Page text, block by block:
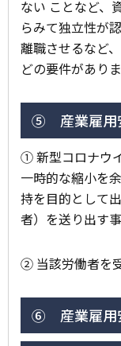
ない ことなど、
らみて独立性が
離職させるなど
どの要件がありま
⑤ 産業雇用
① 新型コロナウ
一時的な縮小を
持を目的として
者）を送り出す
② 当該労働者を
⑥ 産業雇用